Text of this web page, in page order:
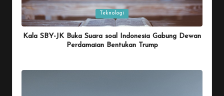
Posted
in
Teknologi
Kala SBY-JK Buka Suara soal Indonesia Gabung Dewan
Perdamaian Bentukan Trump